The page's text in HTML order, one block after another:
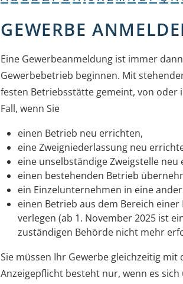
GEWERBE
Eine Gewerbeanmeldung ist immer
Gewerbebetrieb beginnen. Mit
festen Betriebsstätte gemeint, von oder
Fall, wenn Sie
einen Betrieb neu errichten,
eine Zweigniederlassung neu
eine unselbständige Zweigstelle neu
einen bestehenden Betrieb
ein Einzelunternehmen in eine
einen Betrieb aus dem Bereich
verlegen (ab 1. November 2025 ist
zuständigen Behörde nicht mehr
Sie müssen Ihr Gewerbe gleichzeitig
Anzeigepflicht besteht nur, wenn es